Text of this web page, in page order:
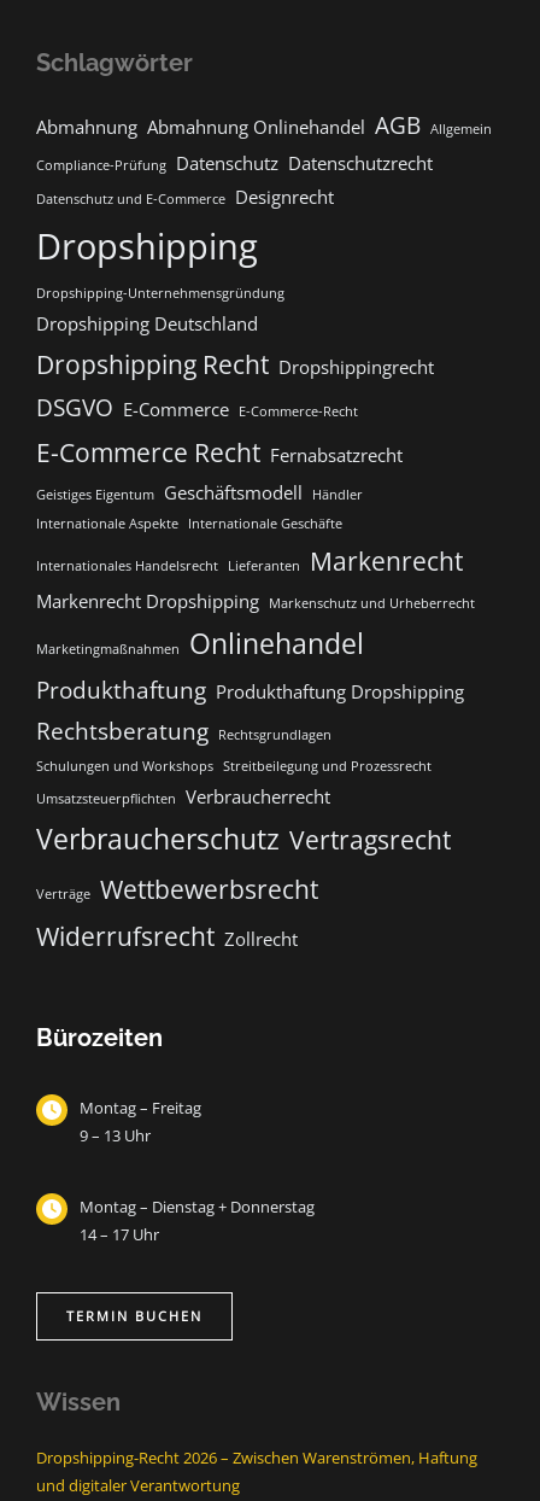
Schlagwörter
Abmahnung Abmahnung Onlinehandel AGB Allgemein
Compliance-Prüfung Datenschutz Datenschutzrecht
Datenschutz und E-Commerce Designrecht
Dropshipping
Dropshipping-Unternehmensgründung
Dropshipping Deutschland
Dropshipping Recht Dropshippingrecht
DSGVO E-Commerce E-Commerce-Recht
E-Commerce Recht Fernabsatzrecht
Geistiges Eigentum Geschäftsmodell
Händler
Internationale Aspekte
Internationale Geschäfte
Internationales Handelsrecht Lieferanten Markenrecht
Markenrecht Dropshipping Markenschutz und Urheberrecht
Marketingmaßnahmen Onlinehandel
Produkthaftung Produkthaftung Dropshipping
Rechtsberatung
Rechtsgrundlagen
Schulungen und Workshops Streitbeilegung und Prozessrecht​
Umsatzsteuerpflichten
Verbraucherrecht
Verbraucherschutz Vertragsrecht
Verträge Wettbewerbsrecht
Widerrufsrecht Zollrecht
Bürozeiten
Montag – Freitag
9 – 13 Uhr
Montag – Dienstag + Donnerstag
14 – 17 Uhr
TERMIN BUCHEN
Wissen
Dropshipping-Recht 2026 – Zwischen Warenströmen, Haftung
und digitaler Verantwortung